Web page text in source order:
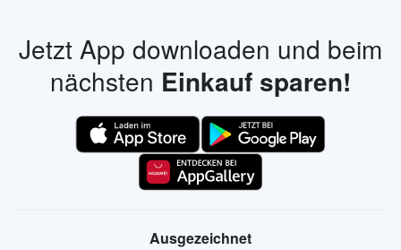
Jetzt App downloaden und beim
nächsten Einkauf sparen!
Ausgezeichnet